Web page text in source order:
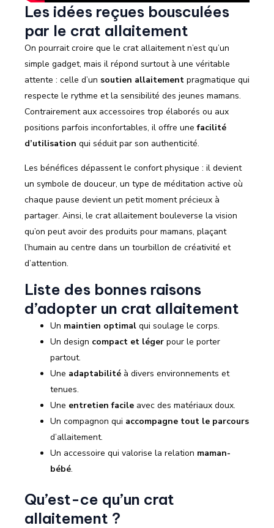
Les idées reçues bousculées
par le crat allaitement
On pourrait croire que le crat allaitement n’est qu’un
simple gadget, mais il répond surtout à une véritable
attente : celle d’un soutien allaitement pragmatique qui
respecte le rythme et la sensibilité des jeunes mamans.
Contrairement aux accessoires trop élaborés ou aux
positions parfois inconfortables, il offre unefacilité
d’utilisation qui séduit par son authenticité.
Les bénéfices dépassent le confort physique : il devient
un symbole de douceur, un type de méditation active où
chaque pause devient un petit moment précieux à
partager. Ainsi, le crat allaitement bouleverse la vision
qu’on peut avoir des produits pour mamans, plaçant
l’humain au centre dans un tourbillon de créativité et
d’attention.
Liste des bonnes raisons
d’adopter un crat allaitement
Un maintien optimal qui soulage le corps.
Un design compact et léger pour le porter
partout.
Une adaptabilité à divers environnements et
tenues.
Une entretien facile avec des matériaux doux.
Un compagnon qui accompagne tout le parcours
d’allaitement.
Un accessoire qui valorise la relation maman-
bébé.
Qu’est-ce qu’un crat
allaitement ?